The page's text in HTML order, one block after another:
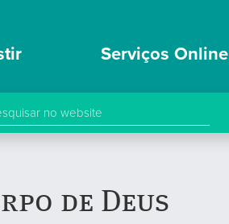
Serviços Online
de Deus